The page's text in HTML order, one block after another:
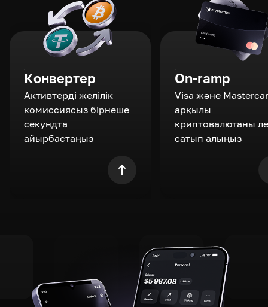
Конвертер
Активтерді желілік
комиссиясыз бірнеше
секундта
айырбастаңыз
On-ramp
Visa және
арқылы
криптовалютаны
сатып алыңыз